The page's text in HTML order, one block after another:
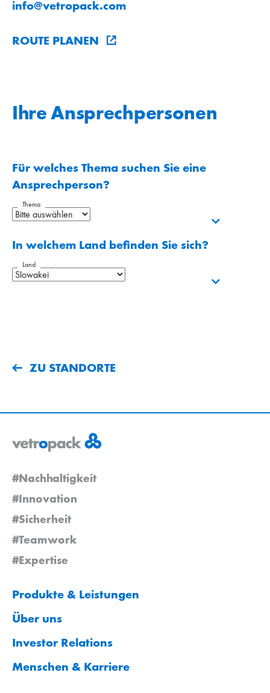
info@vetropack.com
ROUTE PLANEN
Ihre Ansprechpersonen
Für welches Thema suchen Sie eine
Ansprechperson?
Thema
In welchem Land befinden Sie sich?
Land
ZU STANDORTE
#Nachhaltigkeit
#Innovation
#Sicherheit
#Teamwork
#Expertise
Produkte & Leistungen
Über uns
Investor Relations
Menschen & Karriere